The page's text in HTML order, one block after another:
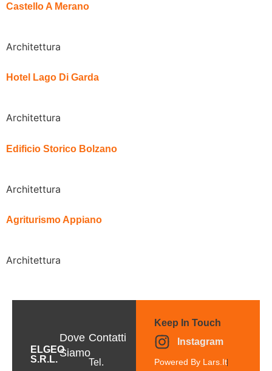
Castello A Merano
Architettura
Hotel Lago Di Garda
Architettura
Edificio Storico Bolzano
Architettura
Agriturismo Appiano
Architettura
ELGEO
S.r.l.
Dove
Siamo
Contatti
Tel.
Keep In Touch
Instagram
Powered By Lars.it